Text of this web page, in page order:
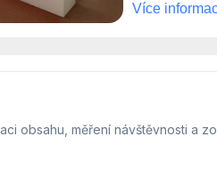
obsahu, měření návštěvnosti a
Více